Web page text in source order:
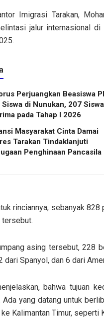
Imigrasi Tarakan,
jalur internasional di
Perjuangkan Beasiswa
di Nunukan, 207 Siswa
pada Tahap I 2026
Masyarakat Cinta Damai
Tarakan Tindaklanjuti
Penghinaan Pancasila
rinciannya, sebanyak
tersebut.
asing tersebut, 228
dari Spanyol, dan 6 dari
bahwa tujuan
Ada yang datang untuk
Kalimantan Timur, seperti